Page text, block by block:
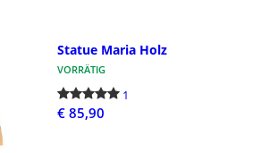
Statue Maria Holz
VORRÄTIG
1
€ 85,90